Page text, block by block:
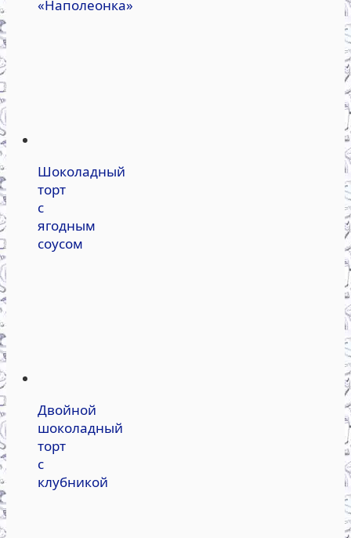
«Наполеонка»
Шоколадный
торт
с
ягодным
соусом
Двойной
шоколадный
торт
с
клубникой